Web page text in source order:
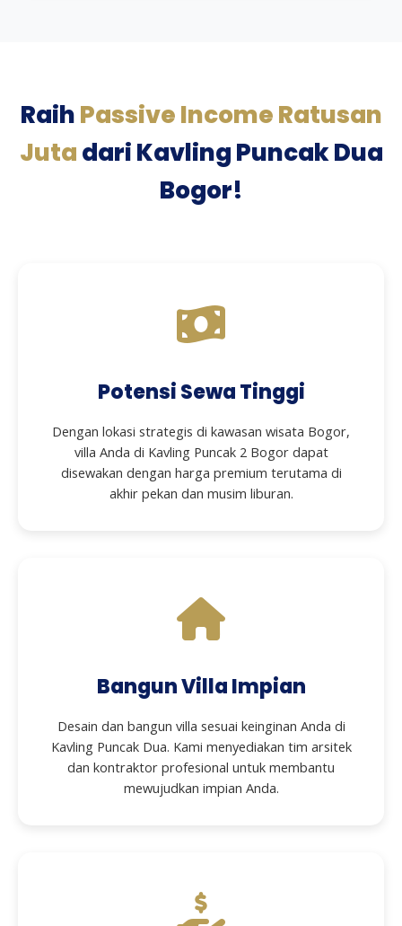
RaihPassive Income Ratusan
Jutadari Kavling Puncak Dua
Bogor!
Potensi Sewa Tinggi
Dengan lokasi strategis di kawasan wisata Bogor,
villa Anda di Kavling Puncak 2 Bogor dapat
disewakan dengan harga premium terutama di
akhir pekan dan musim liburan.
Bangun Villa Impian
Desain dan bangun villa sesuai keinginan Anda di
Kavling Puncak Dua. Kami menyediakan tim arsitek
dan kontraktor profesional untuk membantu
mewujudkan impian Anda.